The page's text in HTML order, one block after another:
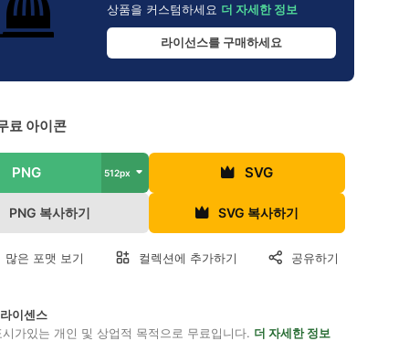
상품을 커스텀하세요 더 자세한 정보
라이선스를 구매하세요
료 아이콘
PNG 512px SVG
PNG 복사하기 SVG 복사하기
많은 포맷 보기 컬렉션에 추가하기 공유하기
이센스
가있는 개인 및 상업적 목적으로 무료입니다. 더 자세한 정보